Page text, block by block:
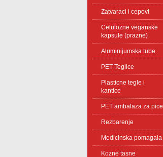
Zatvaraci i cepovi
Celulozne veganske
kapsule (prazne)
Aluminijumska tube
PET Teglice
Plasticne tegle i
kantice
PET ambalaza za pice
Rezbarenje
Medicinska pomagala
Kozne tasne